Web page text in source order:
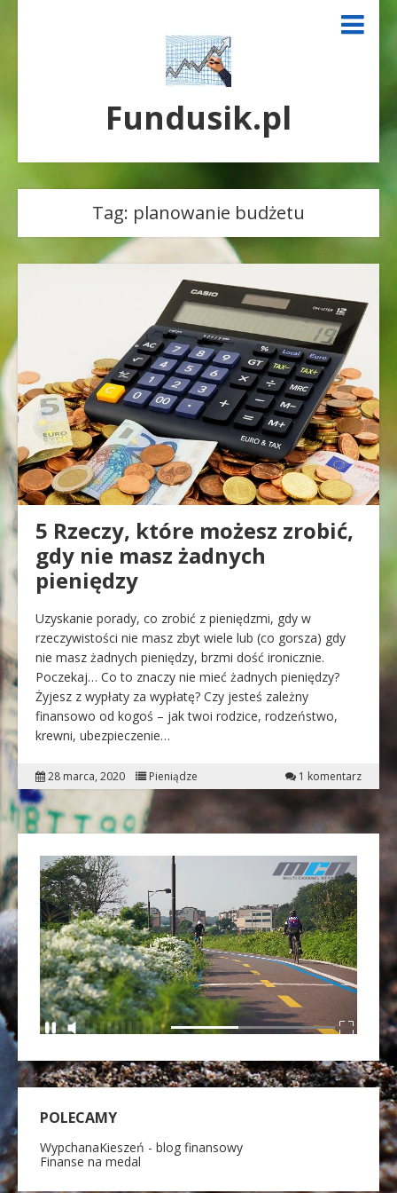
Fundusik.pl
Tag: planowanie budżetu
5 Rzeczy, które możesz zrobić,
gdy nie masz żadnych
pieniędzy
Uzyskanie porady, co zrobić z pieniędzmi, gdy w
rzeczywistości nie masz zbyt wiele lub (co gorsza) gdy
nie masz żadnych pieniędzy, brzmi dość ironicznie.
Poczekaj… Co to znaczy nie mieć żadnych pieniędzy?
Żyjesz z wypłaty za wypłatę? Czy jesteś zależny
finansowo od kogoś – jak twoi rodzice, rodzeństwo,
krewni, ubezpieczenie…
28 marca, 2020 Pieniądze 1 komentarz
POLECAMY
WypchanaKieszeń - blog finansowy
Finanse na medal